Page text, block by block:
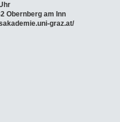
Obernberg am Inn
graz.at/